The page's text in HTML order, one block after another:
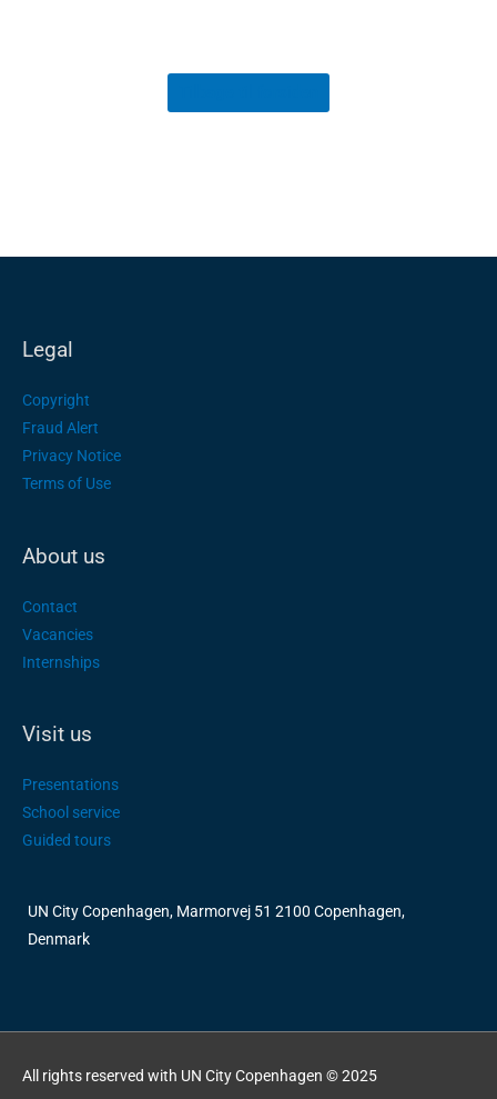
Legal
Copyright
Fraud Alert
Privacy Notice
Terms of Use
About us
Contact
Vacancies
Internships
Visit us
Presentations
School service
Guided tours
UN City Copenhagen, Marmorvej 51 2100 Copenhagen,
Denmark
All rights reserved with UN City Copenhagen © 2025